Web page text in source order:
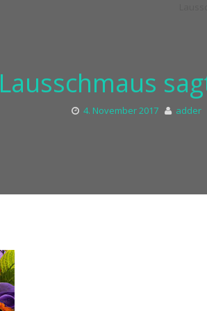
Lausschmaus
4. November 2017 adder